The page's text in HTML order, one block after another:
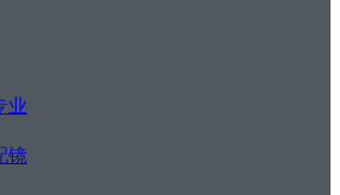
业
镜